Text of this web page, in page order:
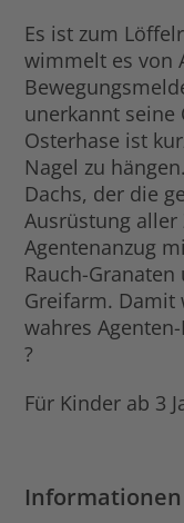
Es ist zum
wimmelt es von
unerkannt seine
Osterhase ist
Nagel zu
Dachs, der die
Ausrüstung
Agentenanzug
Rauch-
Greifarm. Damit
wahres
?
Für Kinder ab 3